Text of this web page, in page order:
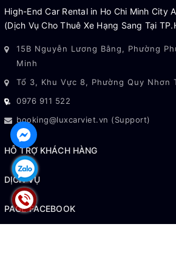
Alphard có ghế thương gia không?
Có thể đón nhiều điểm trong nội thành?
Hủy/đổi lịch có phí không?
Thuê tự lái có được không?
High-End Car Rental in Ho Chi Minh City
(Dịch Vụ Cho Thuê Xe Hạng Sang Tại
15B Nguyễn Lương Bằng, Phường
Minh
Tổ 3, Khu Vực 8, Phường Quy Nhơn
0976 911 522
booking@luxcarviet.vn (Support)
HỖ TRỢ KHÁCH HÀNG
DỊCH VỤ
PAGE FACEBOOK